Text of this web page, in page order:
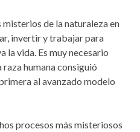
de la naturaleza en
invertir y trabajar para
la vida. Es muy necesario
raza humana consiguió
al avanzado modelo
procesos más misteriosos